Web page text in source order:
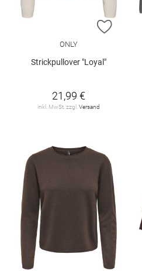
ZUR
ONLY
Strickpullover "Loyal"
21,99 €
inkl. MwSt. zzgl.Versand